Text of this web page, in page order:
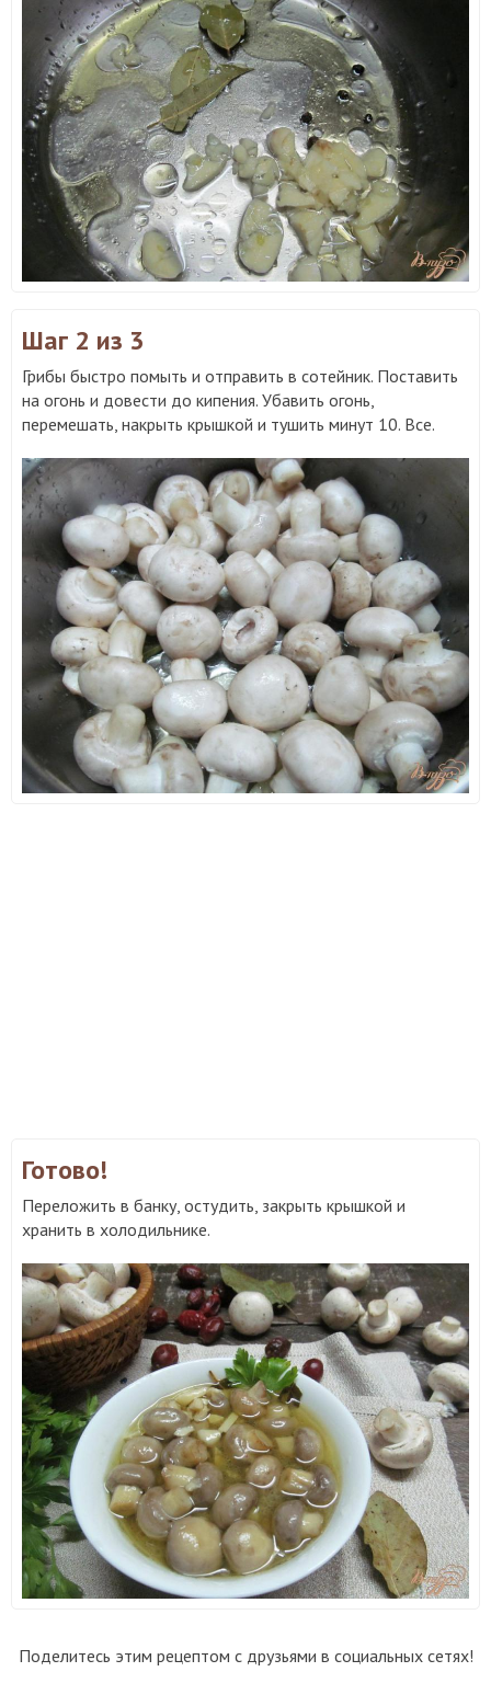
Шаг 2 из 3
Грибы быстро помыть и отправить в сотейник. Поставить
на огонь и довести до кипения. Убавить огонь,
перемешать, накрыть крышкой и тушить минут 10. Все.
Готово!
Переложить в банку, остудить, закрыть крышкой и
хранить в холодильнике.
Поделитесь этим рецептом с друзьями в социальных сетях!